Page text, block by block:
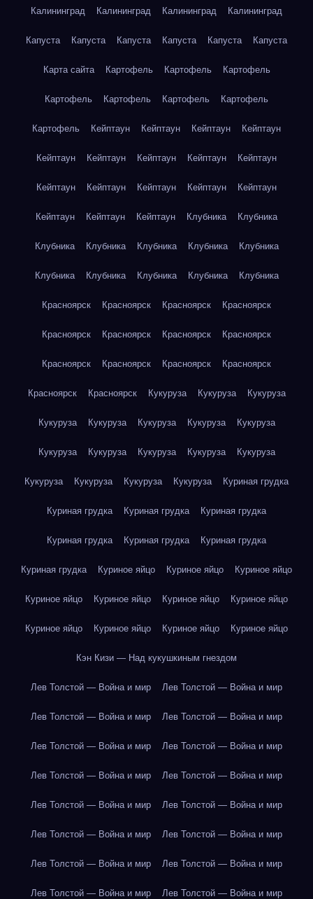
Калининград Калининград Калининград Калининград
Капуста Капуста Капуста Капуста Капуста Капуста
Карта сайта Картофель Картофель Картофель
Картофель Картофель Картофель Картофель
Картофель Кейптаун Кейптаун Кейптаун Кейптаун
Кейптаун Кейптаун Кейптаун Кейптаун Кейптаун
Кейптаун Кейптаун Кейптаун Кейптаун Кейптаун
Кейптаун Кейптаун Кейптаун Клубника Клубника
Клубника Клубника Клубника Клубника Клубника
Клубника Клубника Клубника Клубника Клубника
Красноярск Красноярск Красноярск Красноярск
Красноярск Красноярск Красноярск Красноярск
Красноярск Красноярск Красноярск Красноярск
Красноярск Красноярск Кукуруза Кукуруза Кукуруза
Кукуруза Кукуруза Кукуруза Кукуруза Кукуруза
Кукуруза Кукуруза Кукуруза Кукуруза Кукуруза
Кукуруза Кукуруза Кукуруза Кукуруза Куриная грудка
Куриная грудка Куриная грудка Куриная грудка
Куриная грудка Куриная грудка Куриная грудка
Куриная грудка Куриное яйцо Куриное яйцо Куриное яйцо
Куриное яйцо Куриное яйцо Куриное яйцо Куриное яйцо
Куриное яйцо Куриное яйцо Куриное яйцо Куриное яйцо
Кэн Кизи — Над кукушкиным гнездом
Лев Толстой — Война и мир Лев Толстой — Война и мир
Лев Толстой — Война и мир Лев Толстой — Война и мир
Лев Толстой — Война и мир Лев Толстой — Война и мир
Лев Толстой — Война и мир Лев Толстой — Война и мир
Лев Толстой — Война и мир Лев Толстой — Война и мир
Лев Толстой — Война и мир Лев Толстой — Война и мир
Лев Толстой — Война и мир Лев Толстой — Война и мир
Лев Толстой — Война и мир Лев Толстой — Война и мир